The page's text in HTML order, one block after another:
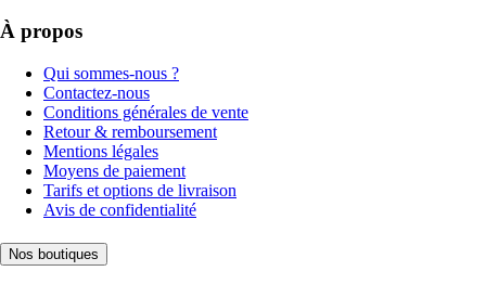
À propos
Qui sommes-nous ?
Contactez-nous
Conditions générales de vente
Retour & remboursement
Mentions légales
Moyens de paiement
Tarifs et options de livraison
Avis de confidentialité
Nos boutiques